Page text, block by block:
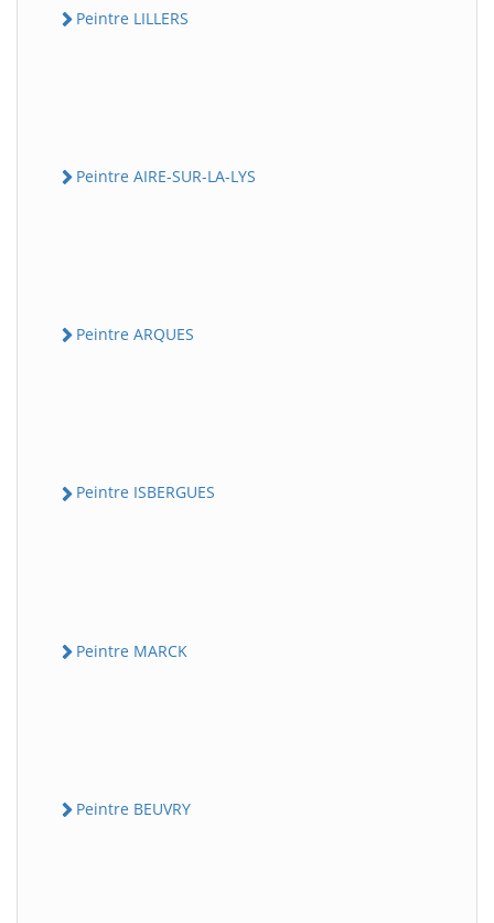
Peintre LILLERS
Peintre AIRE-SUR-LA-LYS
Peintre ARQUES
Peintre ISBERGUES
Peintre MARCK
Peintre BEUVRY